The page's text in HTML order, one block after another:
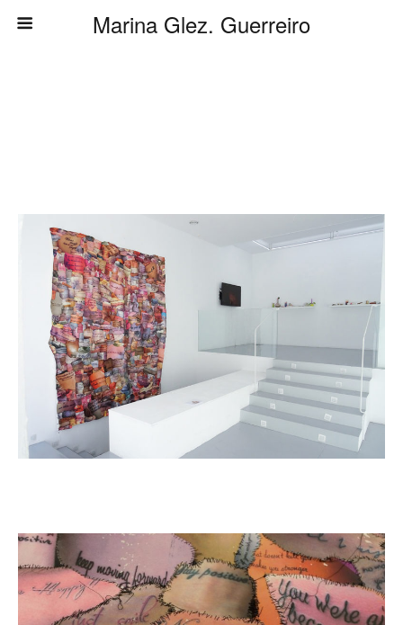
Marina Glez. Guerreiro